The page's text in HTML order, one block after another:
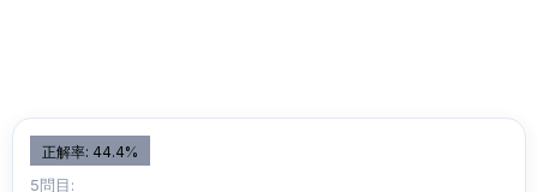
正解率: 44.4%
5問目: